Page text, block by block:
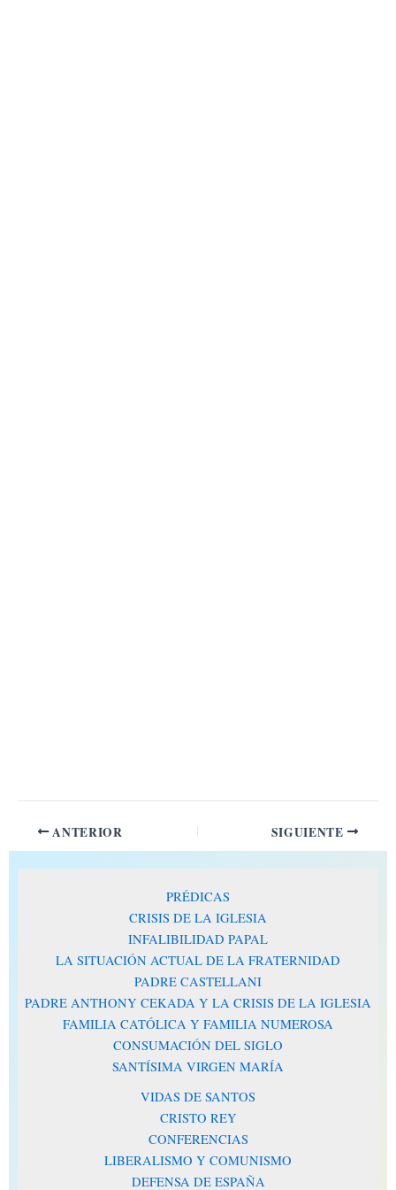
ANTERIOR SIGUIENTE
PRÉDICAS
CRISIS DE LA IGLESIA
INFALIBILIDAD PAPAL
LA SITUACIÓN ACTUAL DE LA FRATERNIDAD
PADRE CASTELLANI
PADRE ANTHONY CEKADA Y LA CRISIS DE LA IGLESIA
FAMILIA CATÓLICA Y FAMILIA NUMEROSA
CONSUMACIÓN DEL SIGLO
SANTÍSIMA VIRGEN MARÍA
VIDAS DE SANTOS
CRISTO REY
CONFERENCIAS
LIBERALISMO Y COMUNISMO
DEFENSA DE ESPAÑA